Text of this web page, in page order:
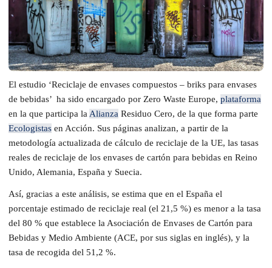
El estudio ‘Reciclaje de envases compuestos – briks para envases
de bebidas’ ha sido encargado por Zero Waste Europe, plataforma
en la que participa la Alianza Residuo Cero, de la que forma parte
Ecologistas en Acción. Sus páginas analizan, a partir de la
metodología actualizada de cálculo de reciclaje de la UE, las tasas
reales de reciclaje de los envases de cartón para bebidas en Reino
Unido, Alemania, España y Suecia.
Así, gracias a este análisis, se estima que en el España el
porcentaje estimado de reciclaje real (el 21,5 %) es menor a la tasa
del 80 % que establece la Asociación de Envases de Cartón para
Bebidas y Medio Ambiente (ACE, por sus siglas en inglés), y la
tasa de recogida del 51,2 %.